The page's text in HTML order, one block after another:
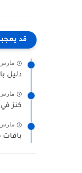
قد
مارس 18, 2026
دليل باقات
مارس 17, 2026
كنز
مارس 17, 2026
باقات حكاية